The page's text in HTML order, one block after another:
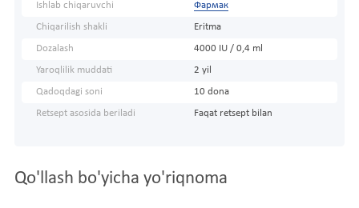
Ishlab chiqaruvchi Фармак
Chiqarilish shakli Eritma
Dozalash 4000 IU / 0,4 ml
Yaroqlilik muddati 2 yil
Qadoqdagi soni 10 dona
Retsept asosida beriladi Faqat retsept bilan
Qo'llash bo'yicha yo'riqnoma